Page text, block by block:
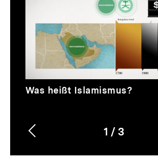
Video
Dauer
Was heißt Islamismus?
1
von
/ 3
Vorherigen
Inhalt